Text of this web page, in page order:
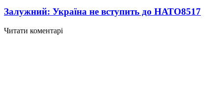
Залужний: Україна не вступить до НАТО8517
Читати коментарі